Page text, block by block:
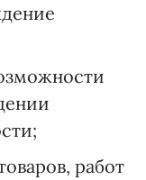
работ